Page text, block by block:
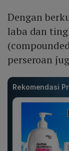
Dengan
laba dan
perseroan
Rekomendasi